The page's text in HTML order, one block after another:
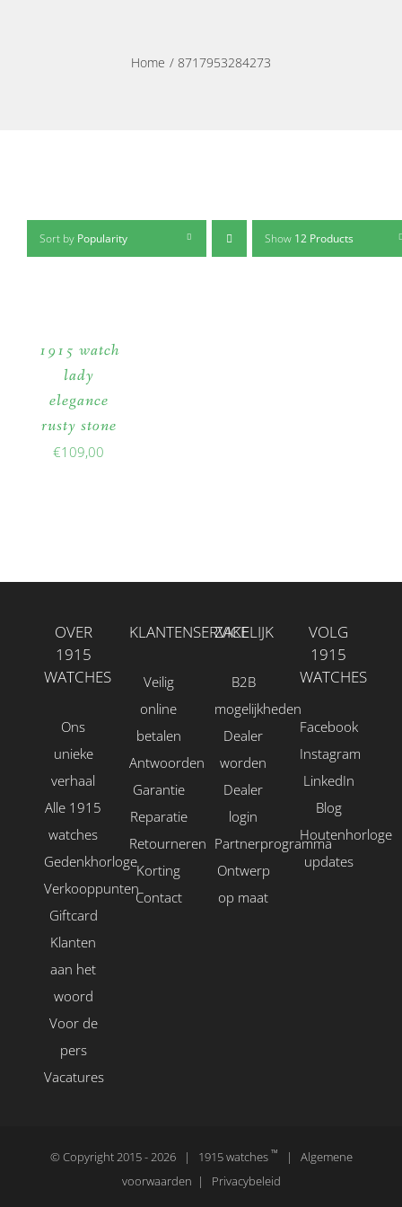
Home 8717953284273
Sort by Popularity Show 12 Products
1915 watch
lady
elegance
rusty stone
€109,00
OVER
1915
WATCHES
Ons
unieke
verhaal
Alle 1915
watches
Gedenkhorloge
Verkooppunten
Giftcard
Klanten
aan het
woord
Voor de
pers
Vacatures
KLANTENSERVICE
Veilig
online
betalen
Antwoorden
Garantie
Reparatie
Retourneren
Korting
Contact
ZAKELIJK
B2B
mogelijkheden
Dealer
worden
Dealer
login
Partnerprogramma
Ontwerp
op maat
VOLG
1915
WATCHES
Facebook
Instagram
LinkedIn
Blog
Houtenhorloge
updates
© Copyright 2015 -2026 | 1915 watches ™ | Algemene
voorwaarden | Privacybeleid